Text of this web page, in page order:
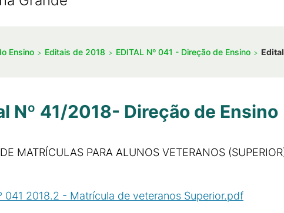
Ensino Editais de 2018 EDITAL Nº 041 - Direção de Ensino
Nº 41/2018- Direção de Ensino
MATRÍCULAS PARA ALUNOS VETERANOS
041 2018.2 - Matrícula de veteranos Superior.pdf